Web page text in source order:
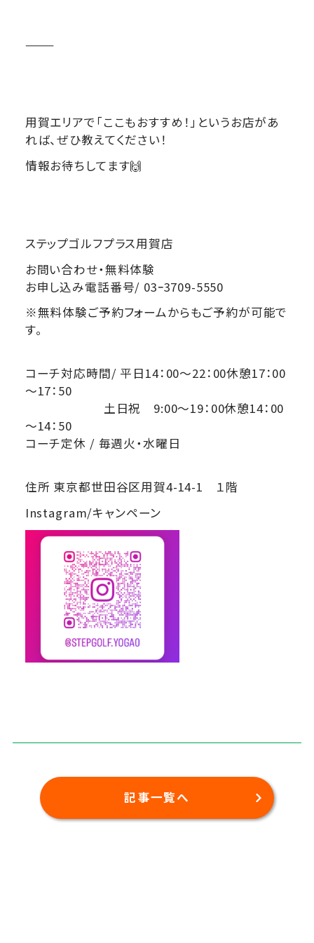
⸻
用賀エリアで「ここもおすすめ！」というお店があ
れば、ぜひ教えてください！
情報お待ちしてます🙌
ステップゴルフプラス用賀店
お問い合わせ・無料体験
お申し込み電話番号/ 03ｰ3709-5550
※無料体験ご予約フォームからもご予約が可能で
す。
コーチ対応時間/ 平日14：00～22：00休憩17：00
～17：50
土日祝 9:00～19：00休憩14：00
～14：50
コーチ定休 / 毎週火・水曜日
住所 東京都世田谷区用賀4-14-1 １階
Instagram/キャンペーン
記事一覧へ